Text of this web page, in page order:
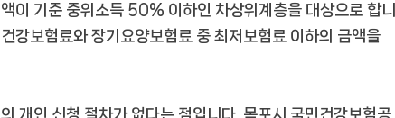
이 기준 중위소득 50% 이하인 차상위계층을 대상으로 합니
강보험료와 장기요양보험료 중 최저보험료 이하의 금액을
개인 신청 절차가 없다는 점입니다. 목포시 국민건강보험공